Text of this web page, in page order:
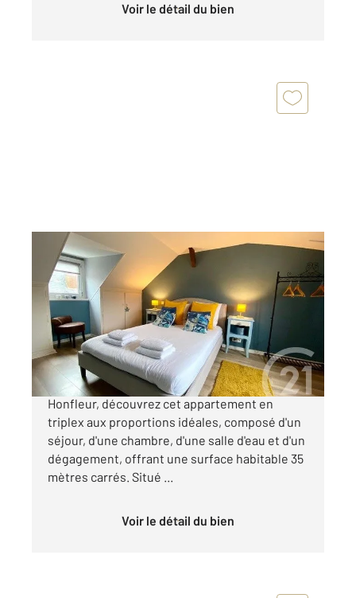
Voir le détail du bien
HONFLEUR 14
35 m2, 2 pièces
Ref : 82
Appartement F2 à vendre
158 600 €
Dans le charmant quartier Sainte Catherine à
Honfleur, découvrez cet appartement en
triplex aux proportions idéales, composé d'un
séjour, d'une chambre, d'une salle d'eau et d'un
dégagement, offrant une surface habitable 35
mètres carrés. Situé ...
Voir le détail du bien